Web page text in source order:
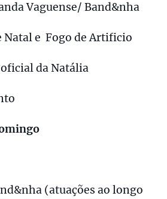
Vaguense/ Band&nha
Natal e Fogo de Artificio
da Natália
(atuações ao longo